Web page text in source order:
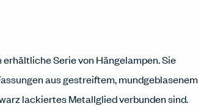
Serie von Hängelampen. Sie
aus gestreiftem, mundgeblasenem
lackiertes Metallglied verbunden sind.